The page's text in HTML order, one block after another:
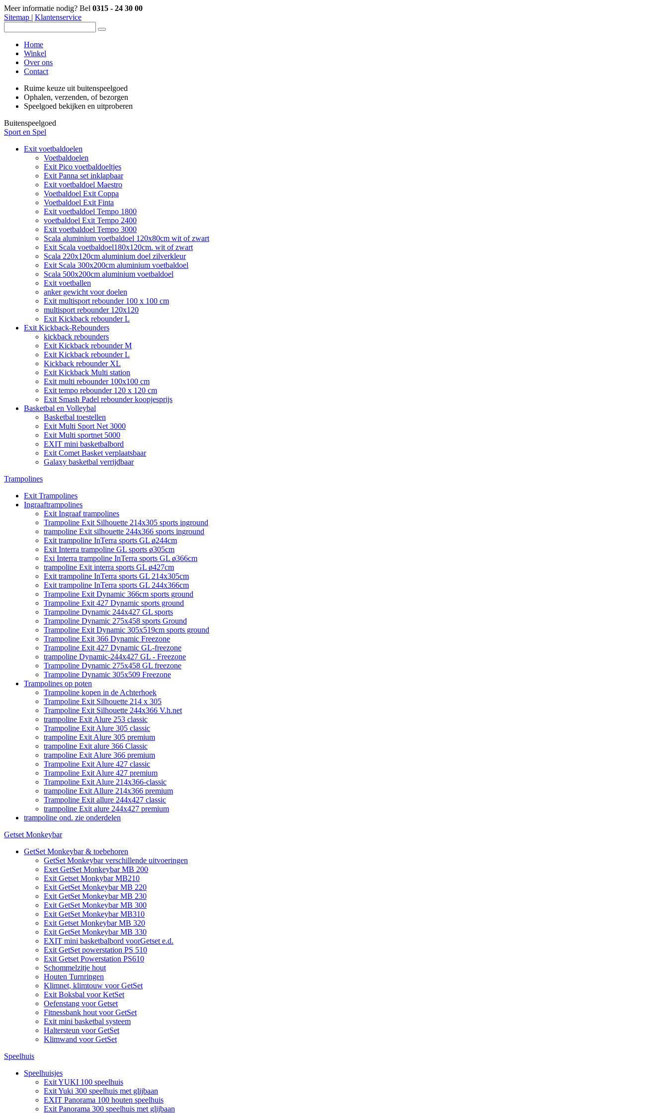
Meer informatie nodig? Bel 0315 - 24 30 00
Sitemap | Klantenservice
Home
Winkel
Over ons
Contact
Ruime keuze uit buitenspeelgoed
Ophalen, verzenden, of bezorgen
Speelgoed bekijken en uitproberen
Buitenspeelgoed
Sport en Spel
Exit voetbaldoelen
Voetbaldoelen
Exit Pico voetbaldoeltjes
Exit Panna set inklapbaar
Exit voetbaldoel Maestro
Voetbaldoel Exit Coppa
Voetbaldoel Exit Finta
Exit voetbaldoel Tempo 1800
voetbaldoel Exit Tempo 2400
Exit voetbaldoel Tempo 3000
Scala aluminium voetbaldoel 120x80cm wit of zwart
Exit Scala voetbaldoel180x120cm. wit of zwart
Scala 220x120cm aluminium doel zilverkleur
Exit Scala 300x200cm aluminium voetbaldoel
Scala 500x200cm aluminium voetbaldoel
Exit voetballen
anker gewicht voor doelen
Exit multisport rebounder 100 x 100 cm
multisport rebounder 120x120
Exit Kickback rebounder L
Exit Kickback-Rebounders
kickback rebounders
Exit Kickback rebounder M
Exit Kickback rebounder L
Kickback rebounder XL
Exit Kickback Multi station
Exit multi rebounder 100x100 cm
Exit tempo rebounder 120 x 120 cm
Exit Smash Padel rebounder koopjesprijs
Basketbal en Volleybal
Basketbal toestellen
Exit Multi Sport Net 3000
Exit Multi sportnet 5000
EXIT mini basketbalbord
Exit Comet Basket verplaatsbaar
Galaxy basketbal verrijdbaar
Trampolines
Exit Trampolines
Ingraaftrampolines
Exit Ingraaf trampolines
Trampoline Exit Silhouette 214x305 sports inground
trampoline Exit silhouette 244x366 sports inground
Exit trampoline InTerra sports GL ø244cm
Exit Interra trampoline GL sports ø305cm
Exi Interra trampoline InTerra sports GL ø366cm
trampoline Exit interra sports GL ø427cm
Exit trampoline InTerra sports GL 214x305cm
Exit trampoline InTerra sports GL 244x366cm
Trampoline Exit Dynamic 366cm sports ground
Trampoline Exit 427 Dynamic sports ground
Trampoline Dynamic 244x427 GL sports
Trampoline Dynamic 275x458 sports Ground
Trampoline Exit Dynamic 305x519cm sports ground
Trampoline Exit 366 Dynamic Freezone
Trampoline Exit 427 Dynamic GL-freezone
trampoline Dynamic-244x427 GL - Freezone
Trampoline Dynamic 275x458 GL freezone
Trampoline Dynamic 305x509 Freezone
Trampolines op poten
Trampoline kopen in de Achterhoek
Trampoline Exit Silhouette 214 x 305
Trampoline Exit Silhouette 244x366 V.h.net
trampoline Exit Alure 253 classic
Trampoline Exit Alure 305 classic
trampoline Exit Alure 305 premium
trampoline Exit alure 366 Classic
trampoline Exit Alure 366 premium
Trampoline Exit Alure 427 classic
Trampoline Exit Alure 427 premium
Trampoline Exit Alure 214x366-classic
trampoline Exit Allure 214x366 premium
Trampoline Exit allure 244x427 classic
trampoline Exit alure 244x427 premium
trampoline ond. zie onderdelen
Getset Monkeybar
GetSet Monkeybar & toebehoren
GetSet Monkeybar verschillende uitvoeringen
Exet GetSet Monkeybar MB 200
Exit Getset Monkybar MB210
Exit GetSet Monkeybar MB 220
Exit GetSet Monkeybar MB 230
Exit GetSet Monkeybar MB 300
Exit GetSet Monkeybar MB310
Exit Getset Monkeybar MB 320
Exit GetSet Monkeybar MB 330
EXIT mini basketbalbord voorGetset e.d.
Exit GetSet powerstation PS 510
Exit Getset Powerstation PS610
Schommelzitje hout
Houten Turnringen
Klimnet, klimtouw voor GetSet
Exit Boksbal voor KetSet
Oefenstang voor Getset
Fitnessbank hout voor GetSet
Exit mini basketbal systeem
Haltersteun voor GetSet
Klimwand voor GetSet
Speelhuis
Speelhuisjes
Exit YUKI 100 speelhuis
Exit Yuki 300 speelhuis met glijbaan
EXIT Panorama 100 houten speelhuis
Exit Panorama 300 speelhuis met glijbaan